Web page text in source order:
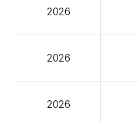
2026
2026
2026